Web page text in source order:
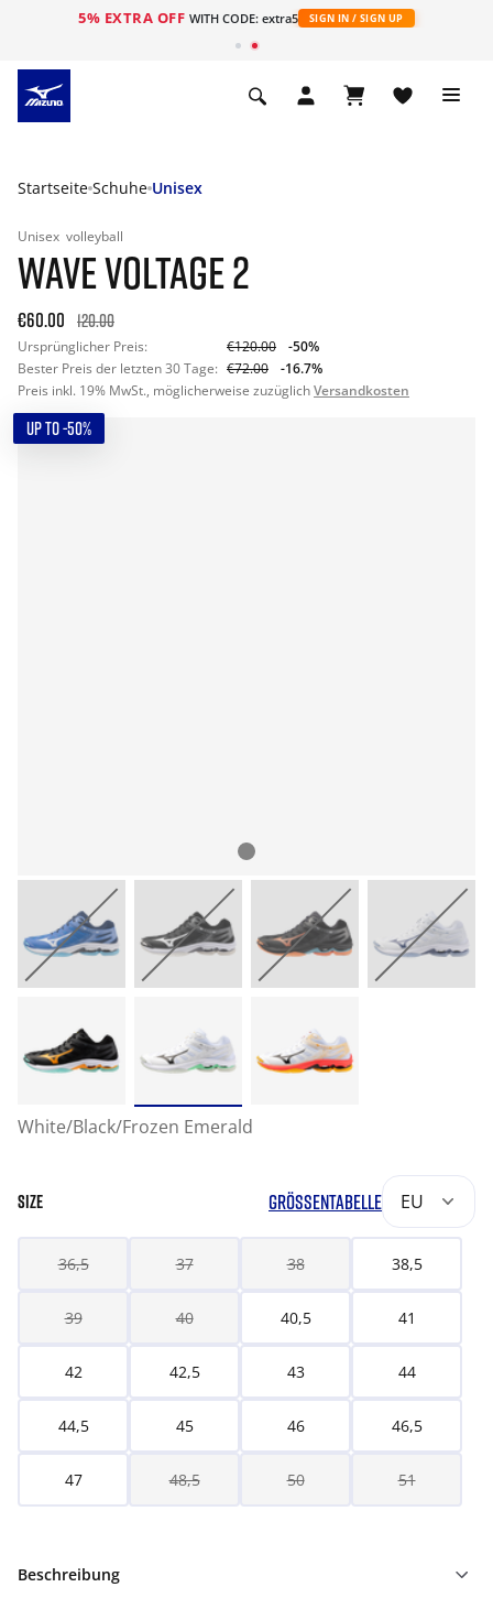
5% EXTRA OFF WITH CODE: extra5 SIGN IN / SIGN UP
Startseite Schuhe Unisex
Unisex volleyball
WAVE VOLTAGE 2
€60.00 120.00
Ursprünglicher Preis: €120.00
-50%
Bester Preis der letzten 30 Tage: €72.00
-16.7%
Preis inkl. 19% MwSt., möglicherweise zuzüglichVersandkosten
UP TO -50%
White/Black/Frozen Emerald
SIZE GRÖSSENTABELLE EU
36,5 37 38 38,5
39 40 40,5 41
42 42,5 43 44
44,5 45 46 46,5
47 48,5 50 51
Beschreibung